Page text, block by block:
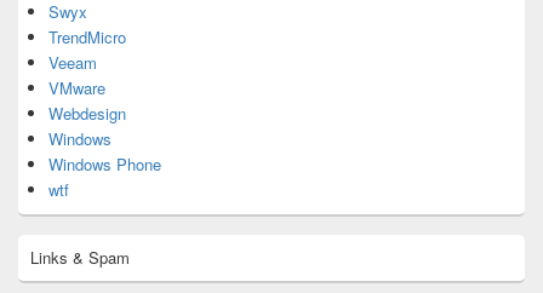
Swyx
TrendMicro
Veeam
VMware
Webdesign
Windows
Windows Phone
wtf
Links & Spam